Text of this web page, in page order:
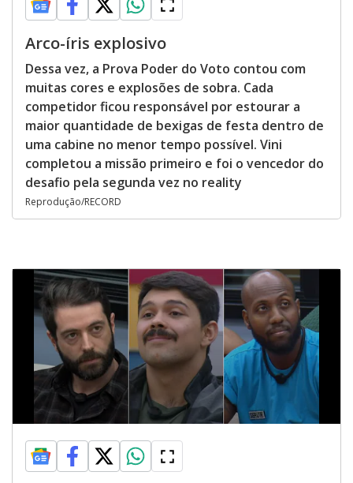
Arco-íris explosivo
Dessa vez, a Prova Poder do Voto contou com
muitas cores e explosões de sobra. Cada
competidor ficou responsável por estourar a
maior quantidade de bexigas de festa dentro de
uma cabine no menor tempo possível. Vini
completou a missão primeiro e foi o vencedor do
desafio pela segunda vez no reality
Reprodução/RECORD